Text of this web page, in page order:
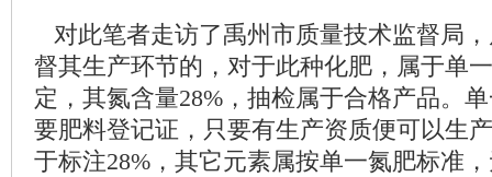
对此笔者走访了禹州市质量技术监督局
督其生产环节的，对于此种化肥，属于单
定，其氮含量28%，抽检属于合格产品。
要肥料登记证，只要有生产资质便可以生
于标注28%，其它元素属按单一氮肥标准